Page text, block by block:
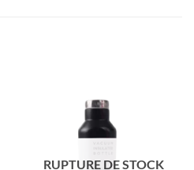
RUPTURE DE STOCK